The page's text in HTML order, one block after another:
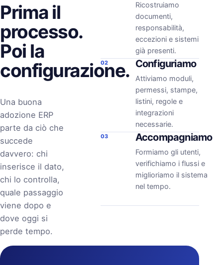
Prima il
processo.
Poi la
configurazione.
Una buona
adozione ERP
parte da ciò che
succede
davvero: chi
inserisce il dato,
chi lo controlla,
quale passaggio
viene dopo e
dove oggi si
perde tempo.
Ricostruiamo
documenti,
responsabilità,
eccezioni e sistemi
già presenti.
02 Configuriamo
Attiviamo moduli,
permessi, stampe,
listini, regole e
integrazioni
necessarie.
03 Accompagniamo
Formiamo gli utenti,
verifichiamo i flussi e
miglioriamo il sistema
nel tempo.